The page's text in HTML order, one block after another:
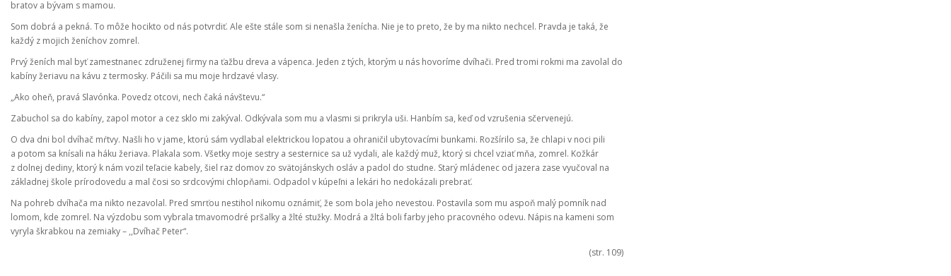
bratov a bývam s mamou.
Som dobrá a pekná. To môže hocikto od nás potvrdiť. Ale ešte stále som si nenašla ženícha. Nie je to preto, že by ma nikto nechcel. Pravda je taká, že
každý z mojich ženíchov zomrel.
Prvý ženích mal byť zamestnanec združenej firmy na ťažbu dreva a vápenca. Jeden z tých, ktorým u nás hovoríme dvíhači. Pred tromi rokmi ma zavolal do
kabíny žeriavu na kávu z termosky. Páčili sa mu moje hrdzavé vlasy.
„Ako oheň, pravá Slavónka. Povedz otcovi, nech čaká návštevu.“
Zabuchol sa do kabíny, zapol motor a cez sklo mi zakýval. Odkývala som mu a vlasmi si prikryla uši. Hanbím sa, keď od vzrušenia sčervenejú.
O dva dni bol dvíhač mŕtvy. Našli ho v jame, ktorú sám vydlabal elektrickou lopatou a ohraničil ubytovacími bunkami. Rozšírilo sa, že chlapi v noci pili
a potom sa knísali na háku žeriava. Plakala som. Všetky moje sestry a sesternice sa už vydali, ale každý muž, ktorý si chcel vziať mňa, zomrel. Kožkár
z dolnej dediny, ktorý k nám vozil teľacie kabely, šiel raz domov zo svätojánskych osláv a padol do studne. Starý mládenec od jazera zase vyučoval na
základnej škole prírodovedu a mal čosi so srdcovými chlopňami. Odpadol v kúpeľni a lekári ho nedokázali prebrať.
Na pohreb dvíhača ma nikto nezavolal. Pred smrťou nestihol nikomu oznámiť, že som bola jeho nevestou. Postavila som mu aspoň malý pomník nad
lomom, kde zomrel. Na výzdobu som vybrala tmavomodré pršalky a žlté stužky. Modrá a žltá boli farby jeho pracovného odevu. Nápis na kameni som
vyryla škrabkou na zemiaky – ,,Dvíhač Peter“.
(str. 109)